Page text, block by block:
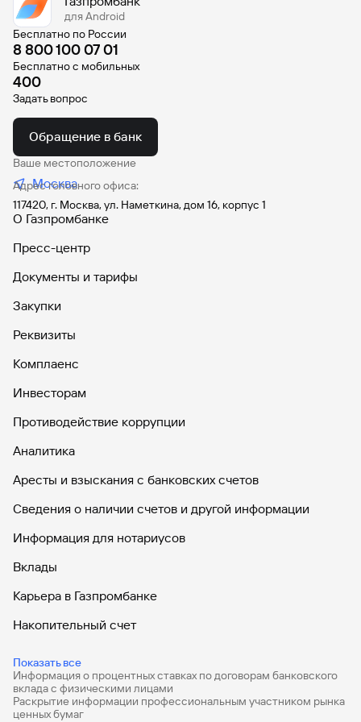
для Android
Бесплатно по России
8 800 100 07 01
Бесплатно с мобильных
400
Задать вопрос
Обращение в банк
Ваше местоположение
Москва
Адрес головного офиса:
117420, г. Москва, ул. Наметкина, дом 16, корпус 1
О Газпромбанке
Пресс-центр
Документы и тарифы
Закупки
Реквизиты
Комплаенс
Инвесторам
Противодействие коррупции
Аналитика
Аресты и взыскания с банковских счетов
Сведения о наличии счетов и другой информации
Информация для нотариусов
Вклады
Карьера в Газпромбанке
Накопительный счет
Показать все
Дебетовые карты с бесплатным обслуживанием
Все накопительные счета
Информация о процентных ставках по договорам банковского
вклада с физическими лицами
Раскрытие информации профессиональным участником рынка
ценных бумаг